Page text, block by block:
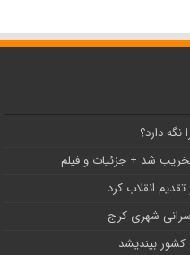
دارد؟
شد + جزئیات و فیلم
کشور بیندیشد